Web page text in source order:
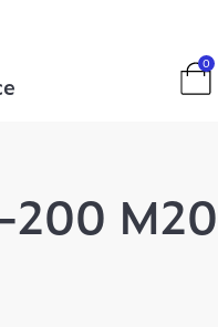
0
200